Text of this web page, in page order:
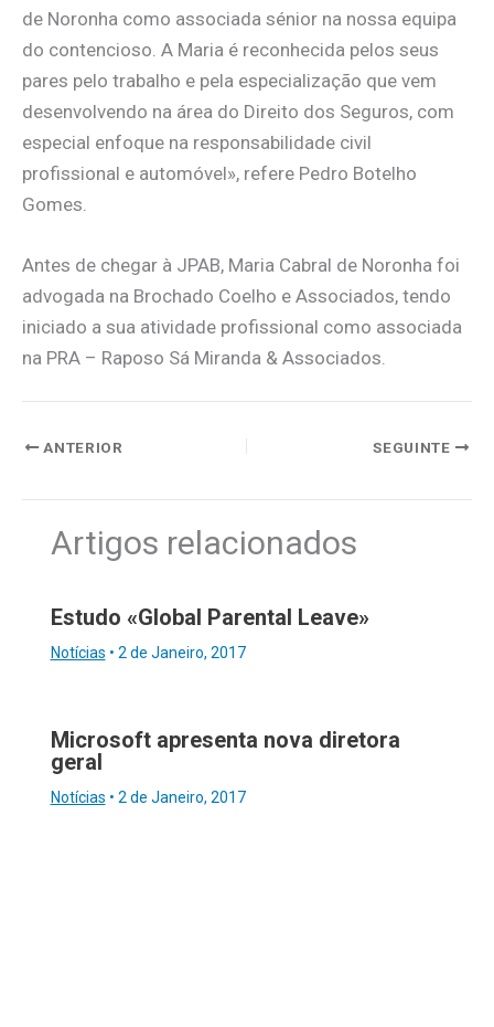
de Noronha como associada sénior na nossa equipa
do contencioso. A Maria é reconhecida pelos seus
pares pelo trabalho e pela especialização que vem
desenvolvendo na área do Direito dos Seguros, com
especial enfoque na responsabilidade civil
profissional e automóvel», refere Pedro Botelho
Gomes.
Antes de chegar à JPAB, Maria Cabral de Noronha foi
advogada na Brochado Coelho e Associados, tendo
iniciado a sua atividade profissional como associada
na PRA – Raposo Sá Miranda & Associados.
ANTERIOR SEGUINTE
Artigos relacionados
Estudo «Global Parental Leave»
Notícias • 2 de Janeiro, 2017
Microsoft apresenta nova diretora
geral
Notícias • 2 de Janeiro, 2017